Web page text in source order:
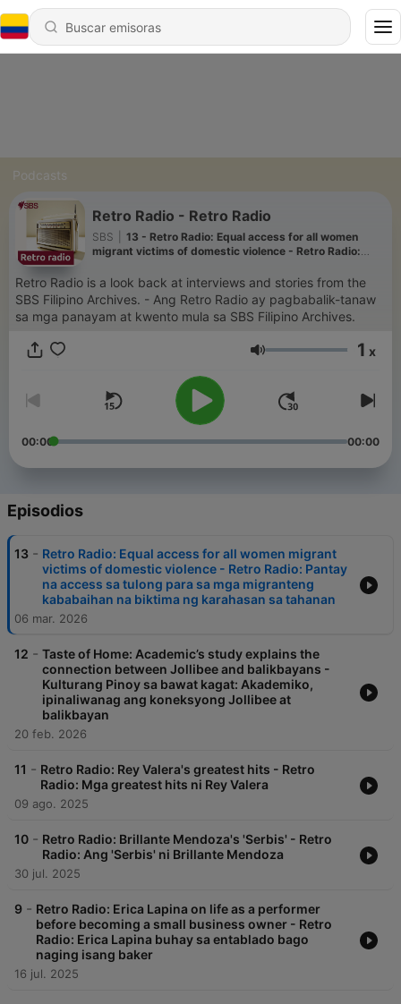
Podcasts
Retro Radio - Retro Radio
SBS
13 - Retro Radio: Equal access for all women
migrant victims of domestic violence - Retro Radio:
kababaihan na biktima ng karahasan sa tahanan
Retro Radio is a look back at interviews and stories from the
SBS Filipino Archives. - Ang Retro Radio ay pagbabalik-tanaw
sa mga panayam at kwento mula sa SBS Filipino Archives.
Volumen 1 x
00:00 00:00
Episodios
13 - Retro Radio: Equal access for all women migrant
victims of domestic violence - Retro Radio: Pantay
na access sa tulong para sa mga migranteng
kababaihan na biktima ng karahasan sa tahanan
06 mar. 2026
12 - Taste of Home: Academic’s study explains the
connection between Jollibee and balikbayans -
Kulturang Pinoy sa bawat kagat: Akademiko,
ipinaliwanag ang koneksyong Jollibee at
balikbayan
20 feb. 2026
11 - Retro Radio: Rey Valera's greatest hits - Retro
Radio: Mga greatest hits ni Rey Valera
09 ago. 2025
10 - Retro Radio: Brillante Mendoza's 'Serbis' - Retro
Radio: Ang 'Serbis' ni Brillante Mendoza
30 jul. 2025
9 - Retro Radio: Erica Lapina on life as a performer
before becoming a small business owner - Retro
Radio: Erica Lapina buhay sa entablado bago
naging isang baker
16 jul. 2025